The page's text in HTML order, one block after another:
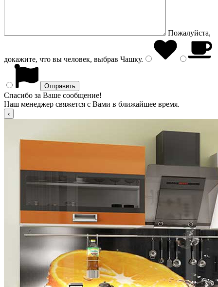
Пожалуйста,
докажите, что вы человек, выбрав Чашку.
Спасибо за Ваше сообщение!
Наш менеджер свяжется с Вами в ближайшее время.